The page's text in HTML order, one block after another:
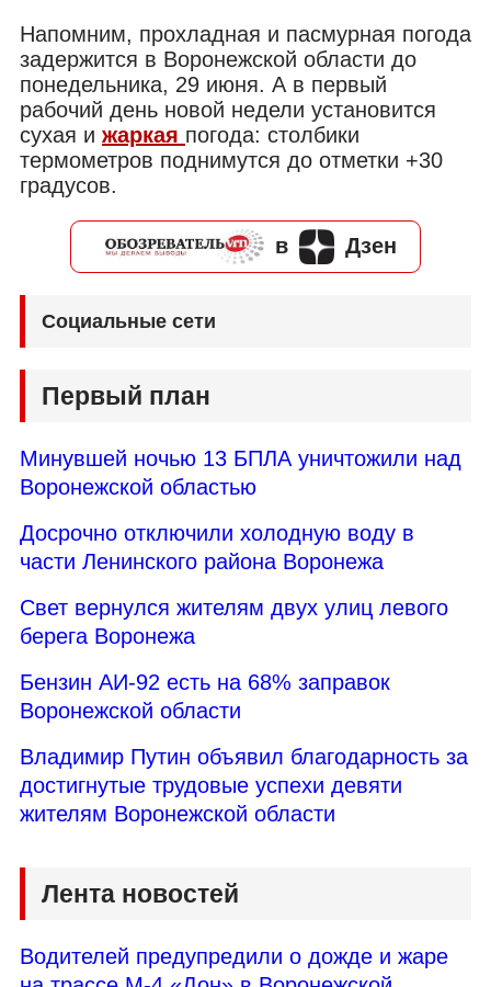
Напомним, прохладная и пасмурная погода
задержится в Воронежской области до
понедельника, 29 июня. А в первый
рабочий день новой недели установится
сухая и жаркая погода: столбики
термометров поднимутся до отметки +30
градусов.
в Дзен
Социальные сети
Первый план
Минувшей ночью 13 БПЛА уничтожили над
Воронежской областью
Досрочно отключили холодную воду в
части Ленинского района Воронежа
Свет вернулся жителям двух улиц левого
берега Воронежа
Бензин АИ-92 есть на 68% заправок
Воронежской области
Владимир Путин объявил благодарность за
достигнутые трудовые успехи девяти
жителям Воронежской области
Лента новостей
Водителей предупредили о дожде и жаре